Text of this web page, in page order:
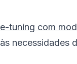
tuning com
necessidades